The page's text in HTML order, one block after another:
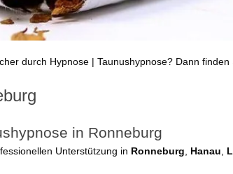
durch Hypnose | Taunushypnose? Dann
in Ronneburg
Unterstützung in Ronneburg Hanau